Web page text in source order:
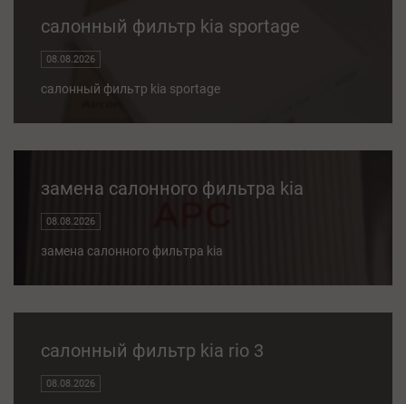
салонный фильтр kia sportage
08.08.2026
салонный фильтр kia sportage
замена салонного фильтра kia
08.08.2026
замена салонного фильтра kia
салонный фильтр kia rio 3
08.08.2026